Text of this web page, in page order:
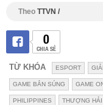
Theo TTVN /
0
CHIA SẺ
TỪ KHÓA ESPORT
GAME BẮN SÚNG GAME
PHILIPPINES THƯỢNG HẢI